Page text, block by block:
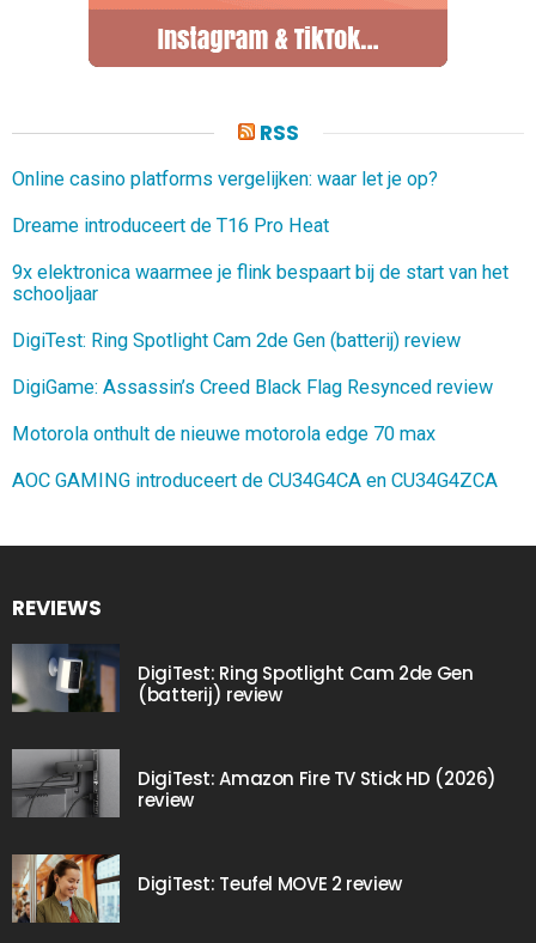
RSS
Online casino platforms vergelijken: waar let je op?
Dreame introduceert de T16 Pro Heat
9x elektronica waarmee je flink bespaart bij de start van het
schooljaar
DigiTest: Ring Spotlight Cam 2de Gen (batterij) review
DigiGame: Assassin’s Creed Black Flag Resynced review
Motorola onthult de nieuwe motorola edge 70 max
AOC GAMING introduceert de CU34G4CA en CU34G4ZCA
REVIEWS
DigiTest: Ring Spotlight Cam 2de Gen
(batterij) review
DigiTest: Amazon Fire TV Stick HD (2026)
review
DigiTest: Teufel MOVE 2 review